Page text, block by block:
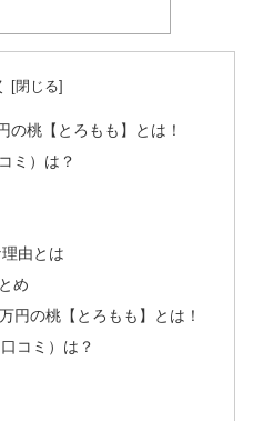
の桃【とろもも】とは！
ミ）は？
由とは
め
円の桃【とろもも】とは！
コミ）は？